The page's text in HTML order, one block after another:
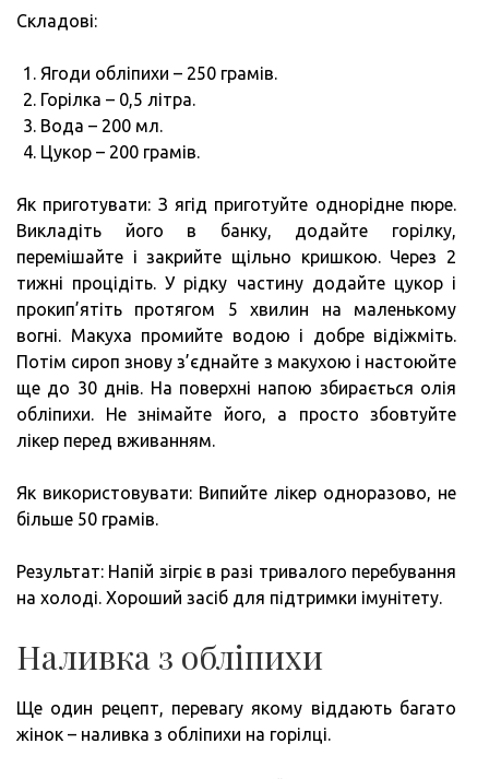
Складові:
Ягоди обліпихи – 250 грамів.
Горілка – 0,5 літра.
Вода – 200 мл.
Цукор – 200 грамів.
Як приготувати: З ягід приготуйте однорідне пюре.
Викладіть його в банку, додайте горілку,
перемішайте і закрийте щільно кришкою. Через 2
тижні процідіть. У рідку частину додайте цукор і
прокип’ятіть протягом 5 хвилин на маленькому
вогні. Макуха промийте водою і добре відіжміть.
Потім сироп знову з’єднайте з макухою і настоюйте
ще до 30 днів. На поверхні напою збирається олія
обліпихи. Не знімайте його, а просто збовтуйте
лікер перед вживанням.
Як використовувати: Випийте лікер одноразово, не
більше 50 грамів.
Результат: Напій зігріє в разі тривалого перебування
на холоді. Хороший засіб для підтримки імунітету.
Наливка з обліпихи
Ще один рецепт, перевагу якому віддають багато
жінок – наливка з обліпихи на горілці.